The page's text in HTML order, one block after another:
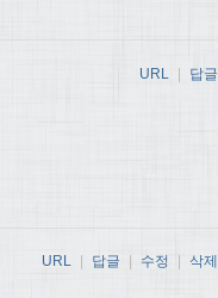
URL | 답글
URL 답글 수정 삭제